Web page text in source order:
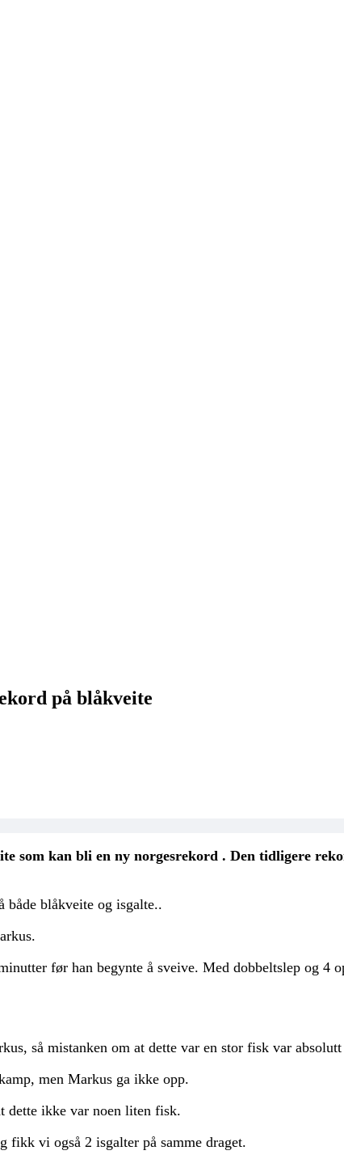
på blåkveite
som kan bli en ny norgesrekord . Den tidligere
både blåkveite og isgalte..
før han begynte å sveive. Med dobbeltslep og 4
så mistanken om at dette var en stor fisk var
men Markus ga ikke opp.
dette ikke var noen liten fisk.
fikk vi også 2 isgalter på samme draget.